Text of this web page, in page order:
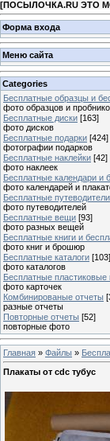
[ПОСЫЛОЧКА.RU ЭТО
Форма входа
Меню сайта
Categories
Бесплатные образцы и
фото образцов и
Бесплатные диски [163]
фото дисков
Бесплатные подарки [424]
фотографии подарков
Бесплатные наклейки [42]
фото наклеек
Бесплатные календари и
фото календарей и
Бесплатные путеводители
фото путеводителей
Бесплатные вещи [93]
фото разных вещей
Бесплатные книги и
фото книг и брошюр
Бесплатные каталоги [103]
фото каталогов
Бесплатные пластиковые
фото карточек
Комбинированые отчеты
разные отчеты
Повторные отчеты [52]
повторные фото
Главная » Файлы »
Плакаты от cdc тубус